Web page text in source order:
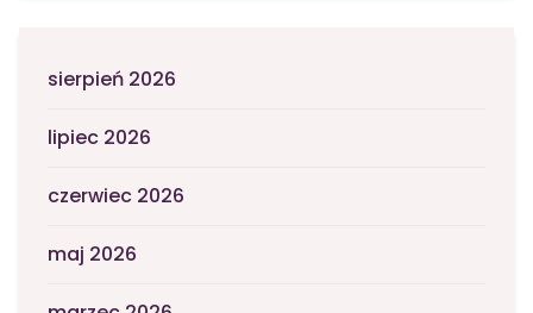
sierpień 2026
lipiec 2026
czerwiec 2026
maj 2026